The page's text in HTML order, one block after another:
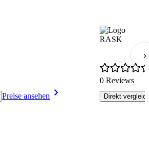
Preise ansehen
RASK
0 Reviews
Direkt